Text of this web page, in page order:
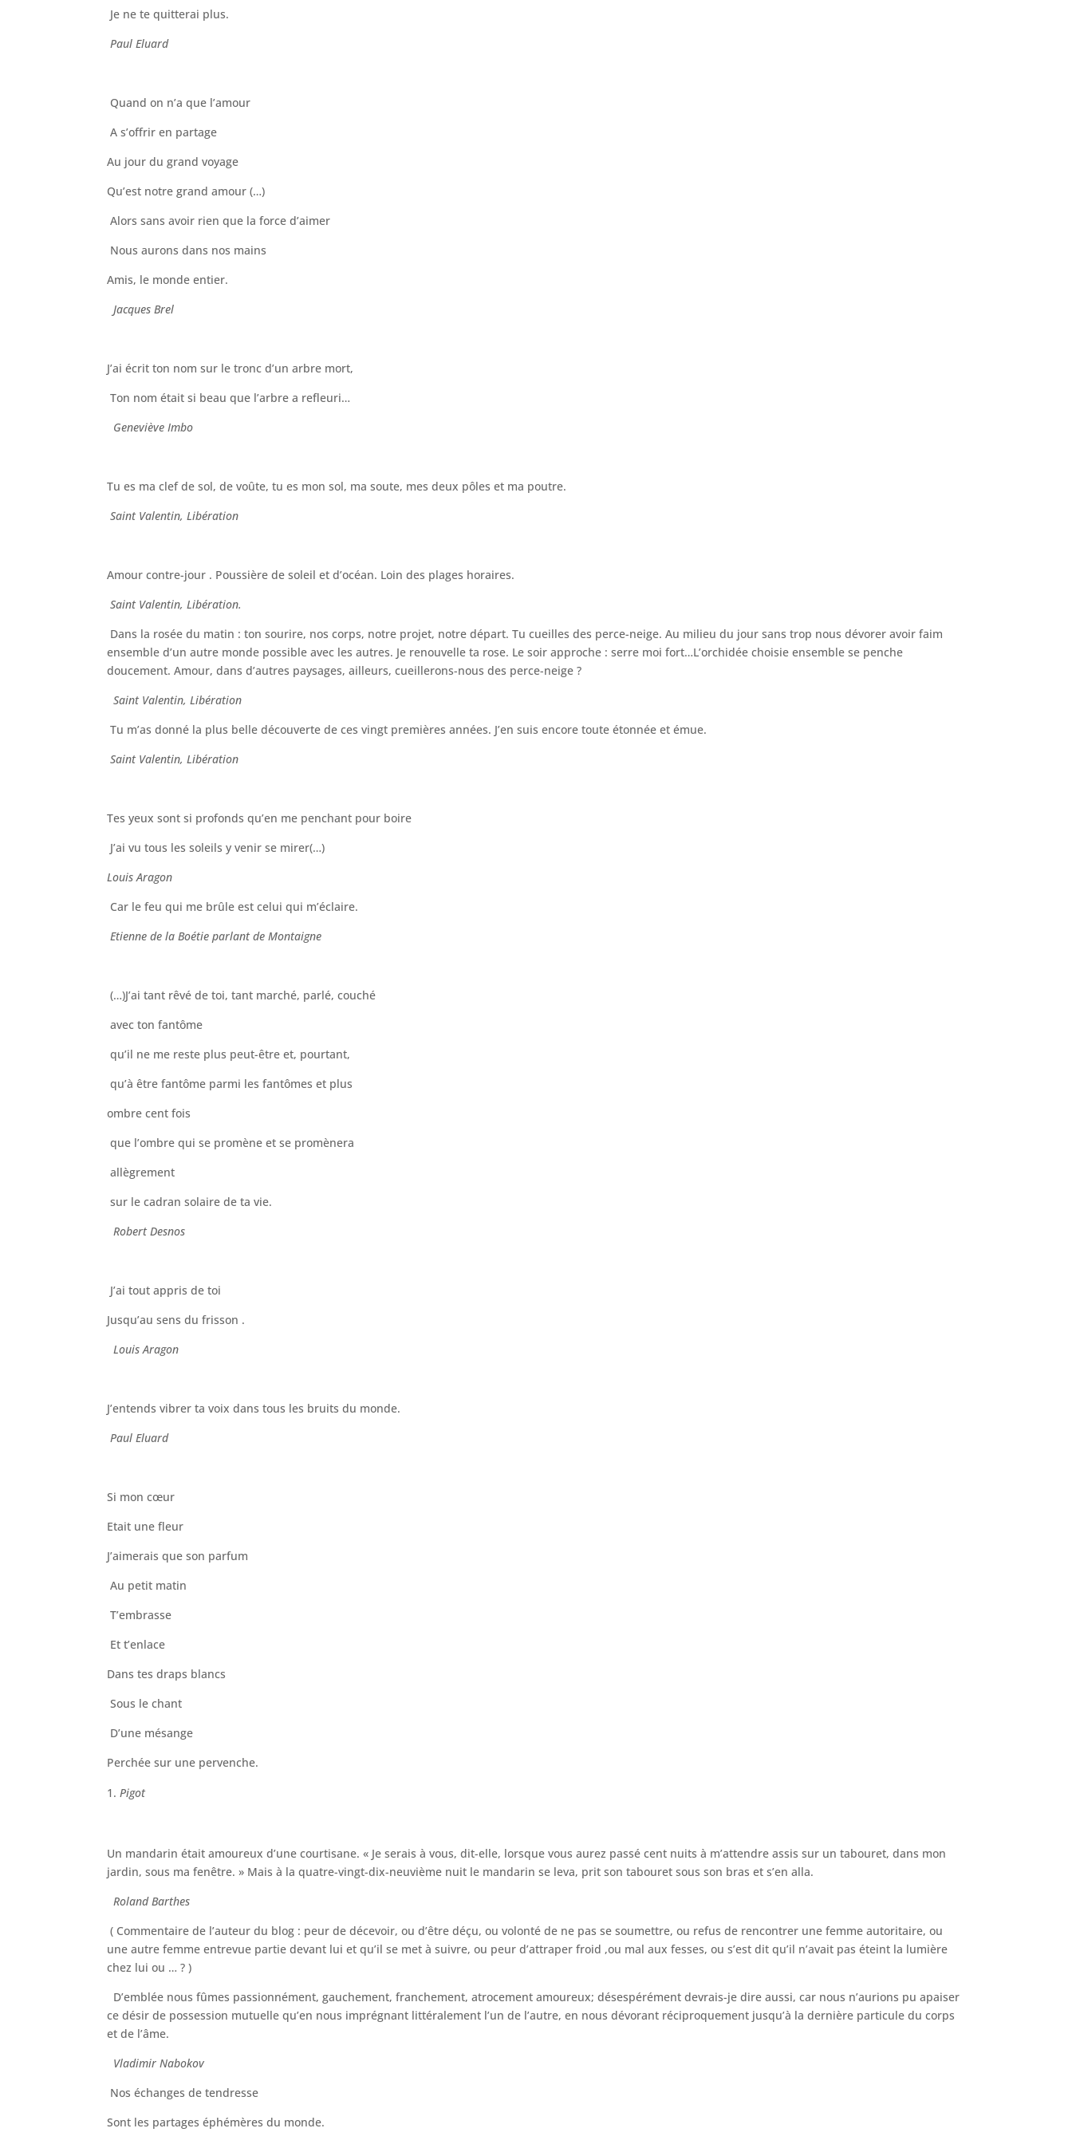
Je ne te quitterai plus.
Paul Eluard
Quand on n’a que l’amour
A s’offrir en partage
Au jour du grand voyage
Qu’est notre grand amour (…)
Alors sans avoir rien que la force d’aimer
Nous aurons dans nos mains
Amis, le monde entier.
Jacques Brel
J’ai écrit ton nom sur le tronc d’un arbre mort,
Ton nom était si beau que l’arbre a refleuri…
Geneviève Imbo
Tu es ma clef de sol, de voûte, tu es mon sol, ma soute, mes deux pôles et ma poutre.
Saint Valentin, Libération
Amour contre-jour . Poussière de soleil et d’océan. Loin des plages horaires.
Saint Valentin, Libération.
Dans la rosée du matin : ton sourire, nos corps, notre projet, notre départ. Tu cueilles des perce-neige. Au milieu du jour sans trop nous dévorer avoir faim
ensemble d’un autre monde possible avec les autres. Je renouvelle ta rose. Le soir approche : serre moi fort…L’orchidée choisie ensemble se penche
doucement. Amour, dans d’autres paysages, ailleurs, cueillerons-nous des perce-neige ?
Saint Valentin, Libération
Tu m’as donné la plus belle découverte de ces vingt premières années. J’en suis encore toute étonnée et émue.
Saint Valentin, Libération
Tes yeux sont si profonds qu’en me penchant pour boire
J’ai vu tous les soleils y venir se mirer(…)
Louis Aragon
Car le feu qui me brûle est celui qui m’éclaire.
Etienne de la Boétie parlant de Montaigne
(…)J’ai tant rêvé de toi, tant marché, parlé, couché
avec ton fantôme
qu’il ne me reste plus peut-être et, pourtant,
qu’à être fantôme parmi les fantômes et plus
ombre cent fois
que l’ombre qui se promène et se promènera
allègrement
sur le cadran solaire de ta vie.
Robert Desnos
J’ai tout appris de toi
Jusqu’au sens du frisson .
Louis Aragon
J’entends vibrer ta voix dans tous les bruits du monde.
Paul Eluard
Si mon cœur
Etait une fleur
J’aimerais que son parfum
Au petit matin
T’embrasse
Et t’enlace
Dans tes draps blancs
Sous le chant
D’une mésange
Perchée sur une pervenche.
Pigot
Un mandarin était amoureux d’une courtisane. « Je serais à vous, dit-elle, lorsque vous aurez passé cent nuits à m’attendre assis sur un tabouret, dans mon
jardin, sous ma fenêtre. » Mais à la quatre-vingt-dix-neuvième nuit le mandarin se leva, prit son tabouret sous son bras et s’en alla.
Roland Barthes
( Commentaire de l’auteur du blog : peur de décevoir, ou d’être déçu, ou volonté de ne pas se soumettre, ou refus de rencontrer une femme autoritaire, ou
une autre femme entrevue partie devant lui et qu’il se met à suivre, ou peur d’attraper froid ,ou mal aux fesses, ou s’est dit qu’il n’avait pas éteint la lumière
chez lui ou … ? )
D’emblée nous fûmes passionnément, gauchement, franchement, atrocement amoureux; désespérément devrais-je dire aussi, car nous n’aurions pu apaiser
ce désir de possession mutuelle qu’en nous imprégnant littéralement l’un de l’autre, en nous dévorant réciproquement jusqu’à la dernière particule du corps
et de l’âme.
Vladimir Nabokov
Nos échanges de tendresse
Sont les partages éphémères du monde.